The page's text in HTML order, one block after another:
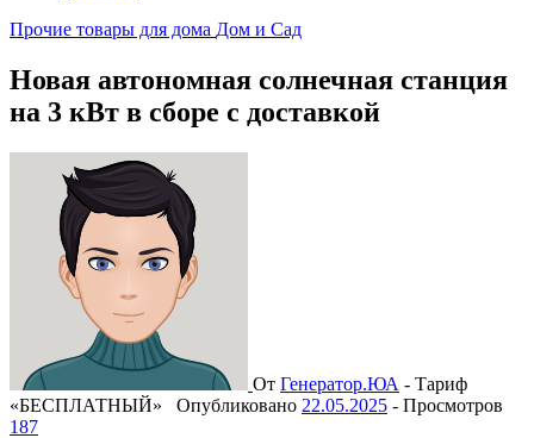
Прочие товары для дома Дом и Сад
Новая автономная солнечная станция
на 3 кВт в сборе с доставкой
От Генератор.ЮА - Тариф
«БЕСПЛАТНЫЙ»
Опубликовано 22.05.2025 - Просмотров
187